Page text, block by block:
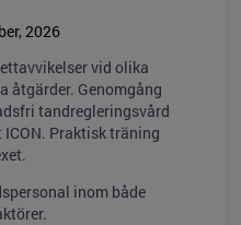
2026
vid olika
åtgärder. Genomgång
tandregleringsvård
Praktisk träning
inom både